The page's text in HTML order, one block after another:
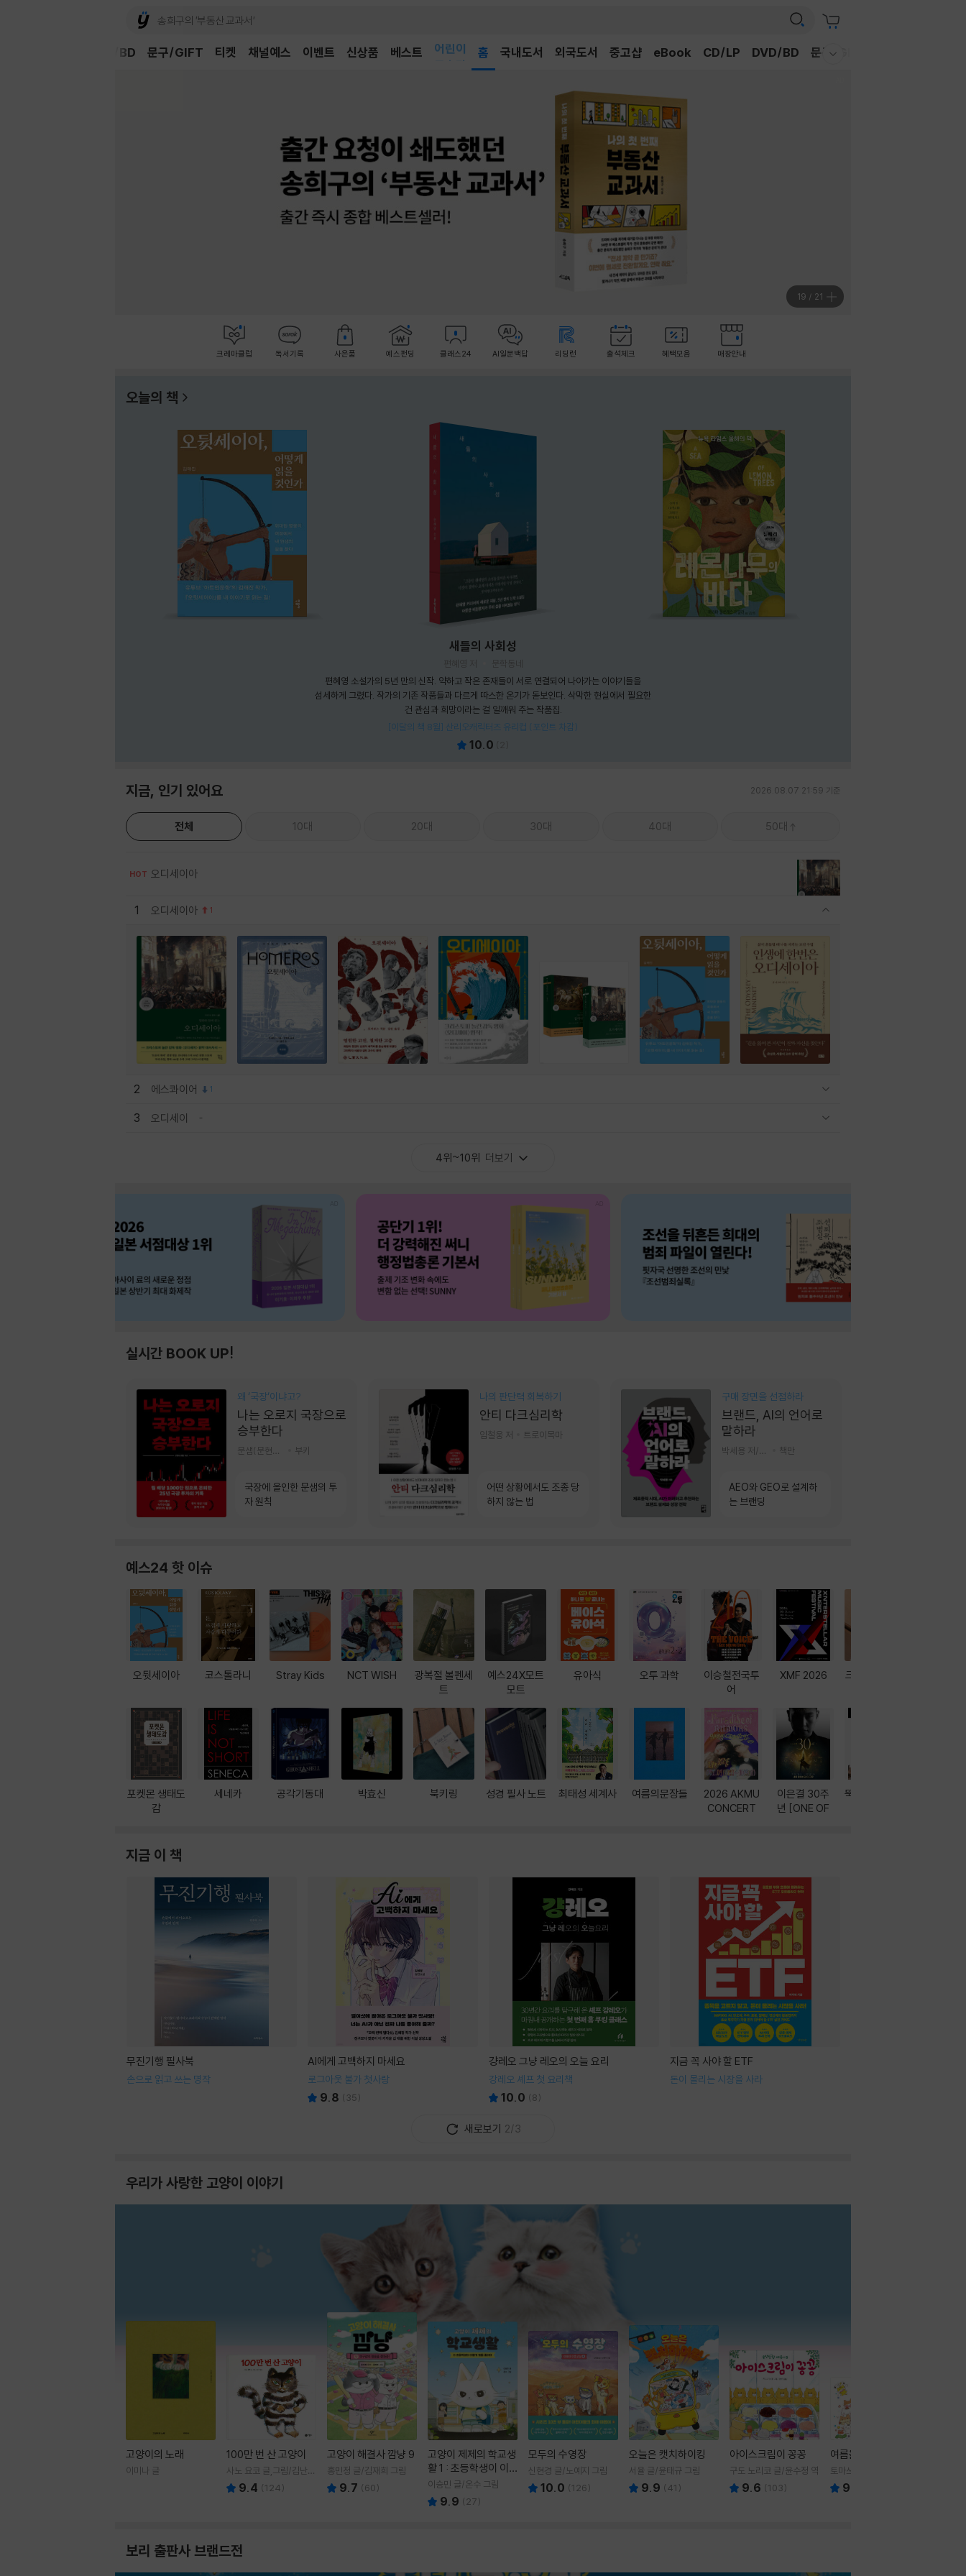
채널예스 이벤트 신상품 베스트
독후감
홈 국내도서 외국도서 중고샵 eBook CD/LP DVD/BD 문구/GIFT
DVD/BD 문구/GIFT 티켓
20 / 21
크레마클럽 독서기록 사은품 예스펀딩 클래스24 AI일문백답 리딩런 출석체크 혜택모음 매장안내
오늘의 책
새들의 사회성
편혜영 소설가의 5년 만의 신작. 약하고 작은 존재들이 서로 연결되어 나아가는 이야기들을
섬세하게 그렸다. 작가의 기존 작품들과 다르게 따스한 온기가 돋보인다. 삭막한 현실에서 필요한
건 관심과 희망이라는 걸 일깨워 주는 작품집.
[이달의 책 8월] 산리오캐릭터즈 유리컵 (포인트 차감)
10.0
지금, 인기 있어요 2026.08.07 21:59 기준
전체 10대 20대 30대 40대 50대
HOT 오디세이아
1 오디세이아 1
2 에스콰이어 1
3 오디세이
4위~10위 더보기
실시간 BOOK UP!
왜 ‘국장‘이냐고?
나는 오로지 국장으로
승부한다
부키
국장에 올인한 문샘의 투
자 원칙
나의 판단력 회복하기
안티 다크심리학
임철웅 저 트로이목마
어떤 상황에서도 조종 당
하지 않는 법
구매 장면을 선점하라
브랜드, AI의 언어로
말하라
책만
AEO와 GEO로 설계하
는 브랜딩
예스24 핫 이슈
오뒷세이아
포켓몬 생태도
감
코스톨라니
세네카
Stray Kids
공각기동대
NCT WISH
박효신
광복절 볼펜세
트
북키링
예스24X모트
모트
성경 필사 노트
유아식
최태성 세계사
오투 과학
여름의문장들
이승철전국투
어
2026 AKMU
CONCERT
XMF 2026
이은결 30주
년 [ONE OF
크레마 이북 리
뚝딱! AI 3대장
지금 이 책
무진기행 필사북
손으로 읽고 쓰는 명작
AI에게 고백하지 마세요
로그아웃 불가 첫사랑
9.8 ( 35)
걍레오 그냥 레오의 오늘 요리
강레오 셰프 첫 요리책
10.0 (8)
지금 꼭 사야 할 ETF
돈이 몰리는 시장을 사라
새로보기 2/3
우리가 사랑한 고양이 이야기
고양이의 노래
이미나 글
100만 번 산 고양이
사노 요코 글,그림/김난주
역 9.4 (124)
고양이 해결사 깜냥 9
홍민정 글/김재희 그림
9.7 (60)
고양이 제제의 학교생
활 1 : 초등학생이 이
렇게 힘들 줄이야
이승민 글/온수 그림
9.9 ( 27)
모두의 수영장
신현경 글/노예지 그림
10.0 (126)
오늘은 캣치하이킹
서율 글/윤태규 그림
9.9 (41 )
아이스크림이 꽁꽁
구도 노리코 글/윤수정 역
9.6 (103)
여름을 부탁해
토마쓰리 글그림
9.8
보리 출판사 브랜드전